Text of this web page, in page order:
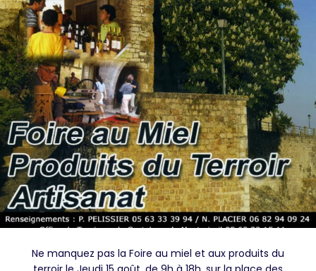
Ne manquez pas la Foire au miel et aux produits du